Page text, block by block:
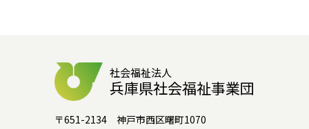
社会福祉法人
兵庫県社会福祉事業団
〒651-2134 神戸市西区曙町1070